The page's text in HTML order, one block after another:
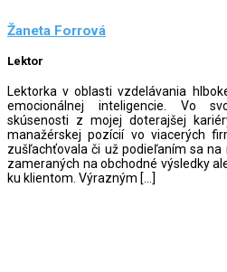
Žaneta Forrová
Lektor
Lektorka v oblasti vzdelávania
emocionálnej inteligencie. Vo
skúsenosti z mojej doterajšej
manažérskej pozícií vo viacerých
zušľachťovala či už podieľaním sa
zameraných na obchodné výsledky
ku klientom. Výrazným […]